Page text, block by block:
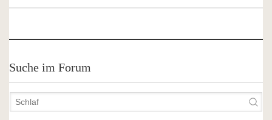
Suche im Forum